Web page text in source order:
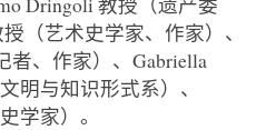
（艺术史学家、作家）、
者、作家）、Gabriella
明与知识形式系）、
学家）。